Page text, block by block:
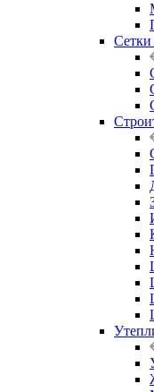
Сетки